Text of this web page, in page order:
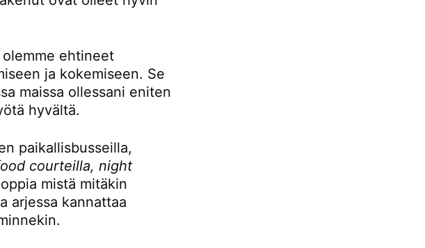
ehtineet
ja kokemiseen. Se
maissa ollessani eniten
hyvältä.
paikallisbusseilla,
courteilla, night
mistä mitäkin
arjessa kannattaa